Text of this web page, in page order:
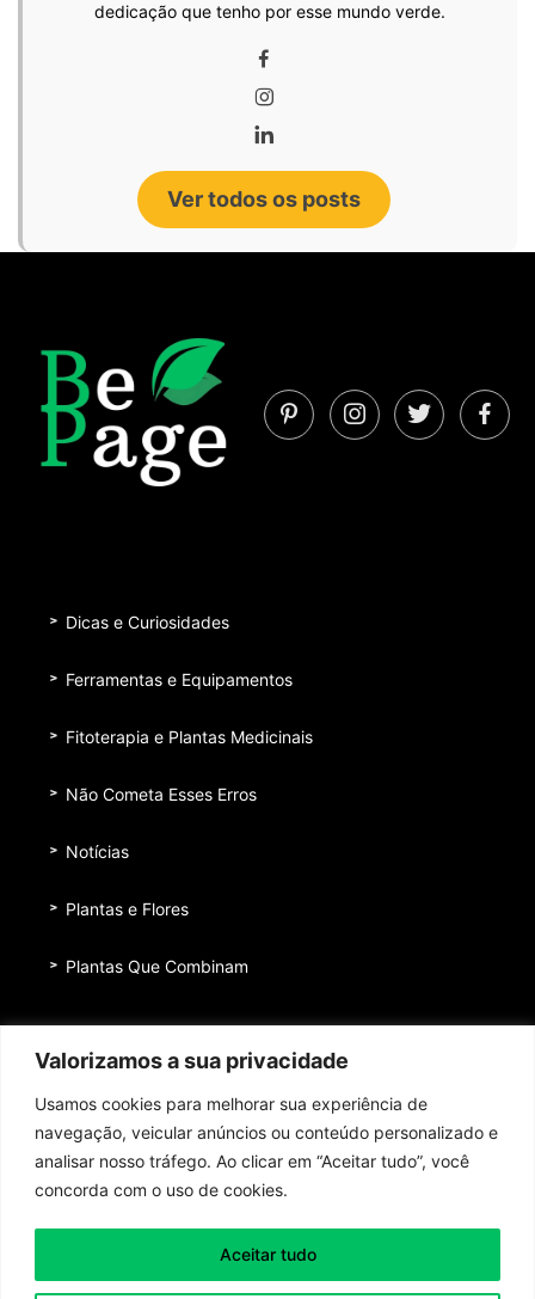
Valorizamos a sua privacidade
Usamos cookies para melhorar sua experiência de
navegação, veicular anúncios ou conteúdo personalizado e
analisar nosso tráfego. Ao clicar em “Aceitar tudo”, você
concorda com o uso de cookies.
Aceitar tudo
dedicação que tenho por esse mundo verde.
Ver todos os posts
Dicas e Curiosidades
Ferramentas e Equipamentos
Fitoterapia e Plantas Medicinais
Não Cometa Esses Erros
Notícias
Plantas e Flores
Plantas Que Combinam
Quem nos patrocina
Contato
Toda honra e toda glória ao Senhor Jesus Cristo!